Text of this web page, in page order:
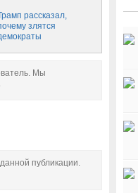
рассказал,
злятся
Мы
публикации.